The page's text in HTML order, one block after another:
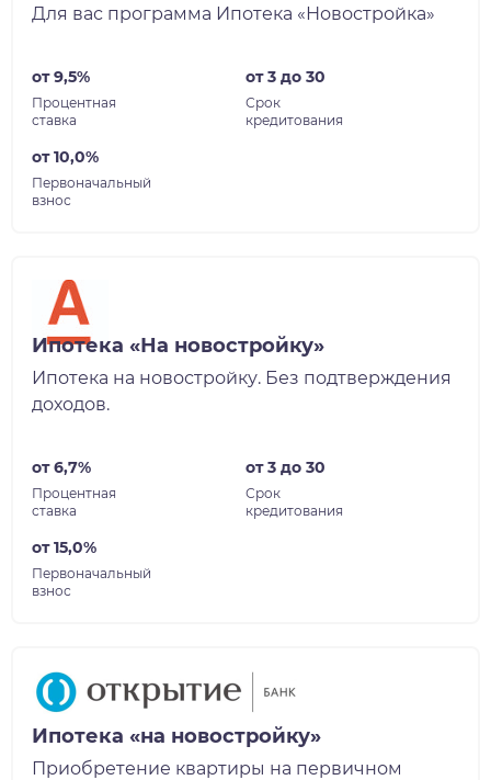
Для вас программа Ипотека «Новостройка»
от 9,5%
Процентная
ставка
от 3 до 30
Срок
кредитования
от 10,0%
Первоначальный
взнос
Ипотека «На новостройку»
Ипотека на новостройку. Без подтверждения
доходов.
от 6,7%
Процентная
ставка
от 3 до 30
Срок
кредитования
от 15,0%
Первоначальный
взнос
Ипотека «на новостройку»
Приобретение квартиры на первичном